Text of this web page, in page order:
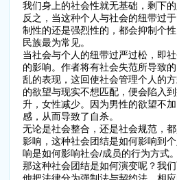
我们身上的社会性就无基础，剩下
反之，当这种个人与社会的纽带过
制性的还是强烈性的，都会抑制个
民族最为常见。
当社会与个人的纽带过严过松，即
的影响。作者将有社会失范所导致
乱的表现，这回使社会管理个人的
的欲望与现实不想匹配，便会陷入
升，女性减少。因为男性的欲望不
感，从而导致了自杀。
无论是社会整合，还是社会规范，
影响，这种社会团结是如何影响到
响是如何影响社会/成员的行为方式
那这种社会团结是如何演变呢？我
他把法律分为强制法与契约法，相